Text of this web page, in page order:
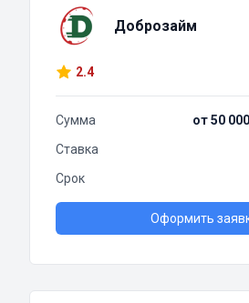
Доброзайм
2.4
Сумма
от 50
Ставка
Срок
Оформить